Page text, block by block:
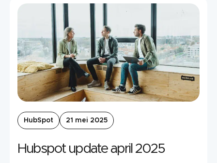
HubSpot 21 mei 2025
Hubspot update april 2025